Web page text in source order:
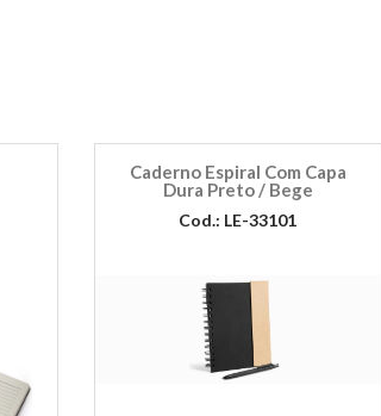
Caderno Espiral Com Capa
Dura Preto / Bege
Cod.: LE-33101